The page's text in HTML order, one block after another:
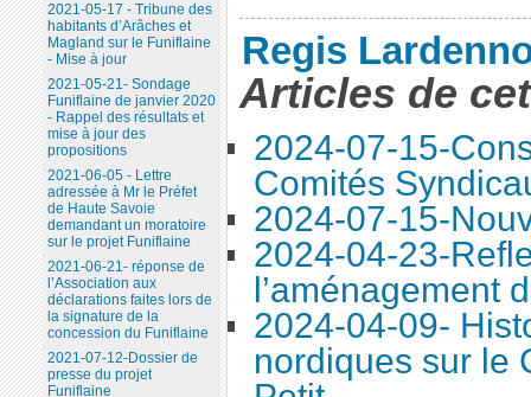
Regis
Articles de
2024-07-15-
Comités
2024-07-15-
2024-04-23-
l’aménagement
2024-04-09-
nordiques sur le
2021-05-17 - Tribune des
habitants d’Arâches et
Magland sur le Funiflaine
- Mise à jour
2021-05-21- Sondage
Funiflaine de janvier 2020
- Rappel des résultats et
mise à jour des
propositions
2021-06-05 - Lettre
adressée à Mr le Préfet
de Haute Savoie
demandant un moratoire
sur le projet Funiflaine
2021-06-21- réponse de
l’Association aux
déclarations faites lors de
la signature de la
concession du Funiflaine
2021-07-12-Dossier de
presse du projet
Funiflaine